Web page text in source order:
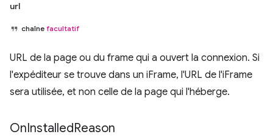
url
chaîne facultatif
URL de la page ou du frame qui a ouvert la connexion. Si
l'expéditeur se trouve dans un iFrame, l'URL de l'iFrame
sera utilisée, et non celle de la page qui l'héberge.
OnInstalledReason